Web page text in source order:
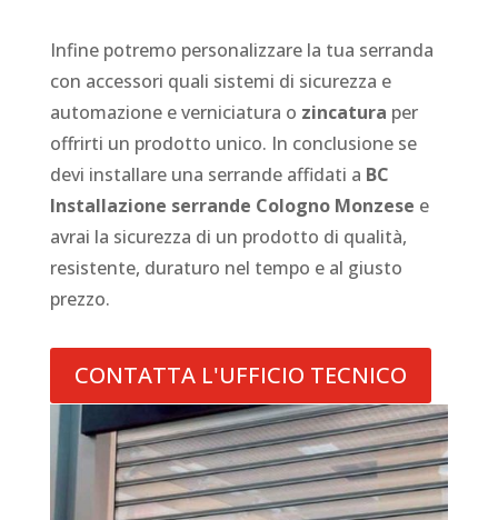
Infine potremo personalizzare la tua serranda
con accessori quali sistemi di sicurezza e
automazione e verniciatura o zincatura per
offrirti un prodotto unico. In conclusione se
devi installare una serrande affidati a BC
Installazione serrande Cologno Monzese e
avrai la sicurezza di un prodotto di qualità,
resistente, duraturo nel tempo e al giusto
prezzo.
CONTATTA L'UFFICIO TECNICO